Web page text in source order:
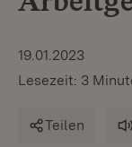
19.01.2023
Lesezeit: 3
Teilen